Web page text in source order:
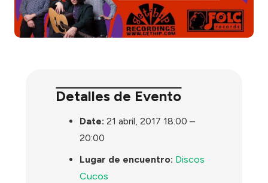
Detalles de Evento
Date: 21 abril, 2017 18:00 –
20:00
Lugar de encuentro: Discos
Cucos